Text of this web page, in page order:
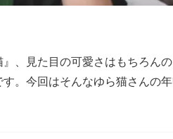
、見た目の可愛さはもちろんの
。今回はそんなゆら猫さんの